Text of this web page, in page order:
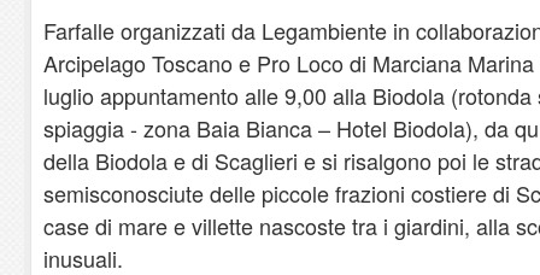
Farfalle organizzati da Legambiente in
Arcipelago Toscano e Pro Loco di Marciana
luglio appuntamento alle 9,00 alla Biodola (rotonda
spiaggia - zona Baia Bianca – Hotel Biodola), da
della Biodola e di Scaglieri e si risalgono poi le
semisconosciute delle piccole frazioni costiere di
case di mare e villette nascoste tra i giardini, alla
inusuali.